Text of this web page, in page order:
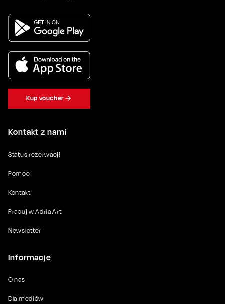
Kontakt z nami
Status rezerwacji
Pomoc
Kontakt
Pracuj w Adria Art
Newsletter
Informacje
O nas
Dla mediów
Kup voucher